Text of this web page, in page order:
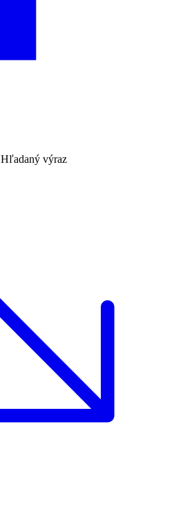
Hľadaný výraz